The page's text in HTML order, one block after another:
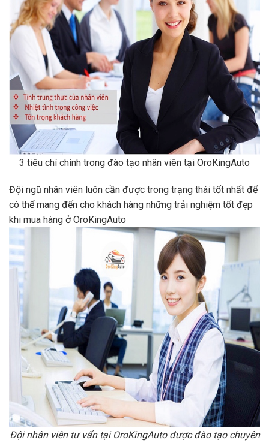
3 tiêu chí chính trong đào tạo nhân viên tại OroKingAuto
Đội ngũ nhân viên luôn cần được trong trạng thái tốt nhất để
có thể mang đến cho khách hàng những trải nghiệm tốt đẹp
khi mua hàng ở OroKingAuto
Đội nhân viên tư vấn tại OroKingAuto được đào tạo chuyên